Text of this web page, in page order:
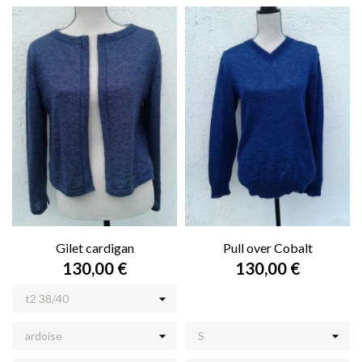
Gilet cardigan
130,00 €
Pull over Cobalt
130,00 €